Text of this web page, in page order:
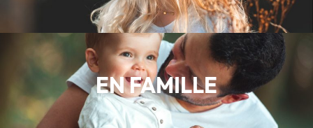
EN FAMILLE